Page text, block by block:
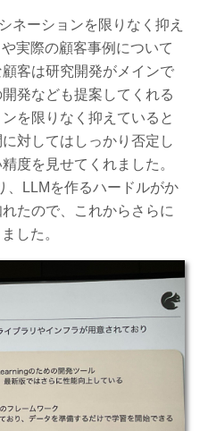
ネーションを限りなく抑え
実際の顧客事例について
客は研究開発がメインで
発なども提案してくれる
を限りなく抑えていると
対してはしっかり否定し
度を見せてくれました。
、LLMを作るハードルがか
たので、これからさらに
した。